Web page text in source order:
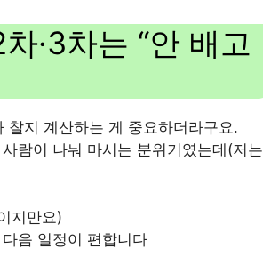
·3차는 “안 배고
찰지 계산하는 게 중요하더라구요.
람이 나눠 마시는 분위기였는데(저는
지만요)
음 일정이 편합니다